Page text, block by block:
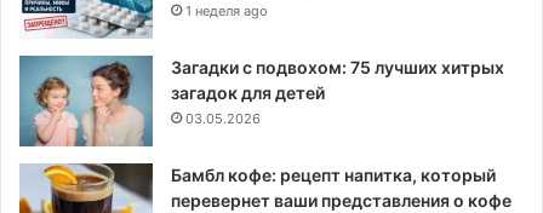
1 неделя ago
Загадки с подвохом: 75 лучших хитрых
загадок для детей
03.05.2026
Бамбл кофе: рецепт напитка, который
перевернет ваши представления о кофе